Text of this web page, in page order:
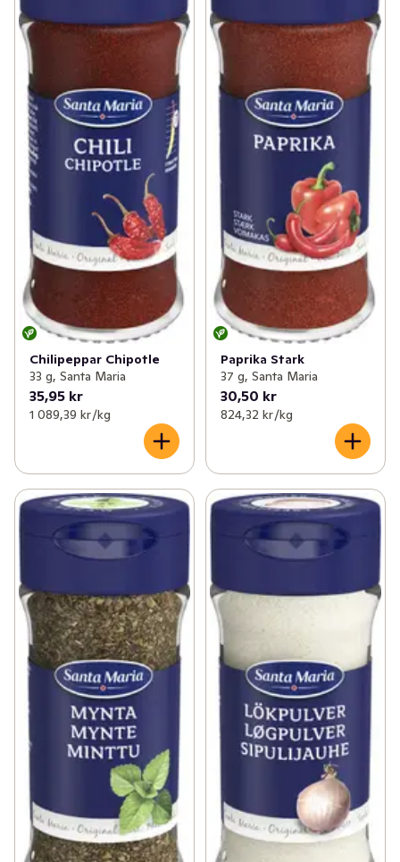
Chilipeppar Chipotle
33 g, Santa Maria
35,95 kr
1 089,39 kr /kg
Paprika Stark
37 g, Santa Maria
30,50 kr
824,32 kr /kg